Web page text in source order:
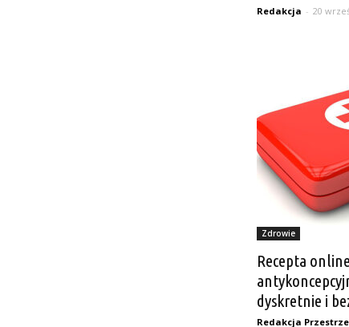
Redakcja - 20
Zdrowie
Recepta
dyskretnie i
Redakcja